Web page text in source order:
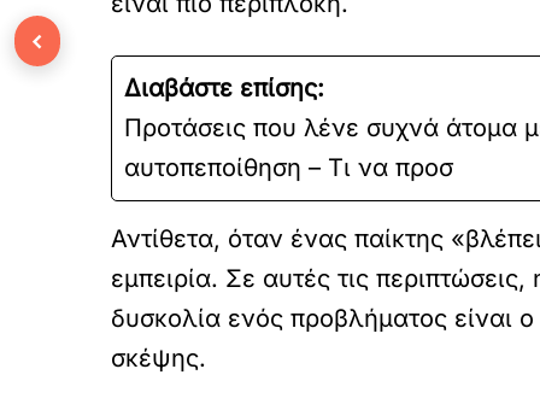
Διαβάστε επίσης:
Προτάσεις που λένε συχνά άτομα
αυτοπεποίθηση – Τι να προσ
Αντίθετα, όταν ένας παίκτης
εμπειρία. Σε αυτές τις
δυσκολία ενός προβλήματος είναι
σκέψης.
‹